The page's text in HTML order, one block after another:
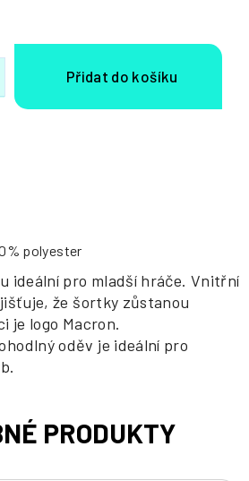
polyester
ideální pro mladší hráče. Vnitřní
že šortky zůstanou
je logo Macron.
oděv je ideální pro